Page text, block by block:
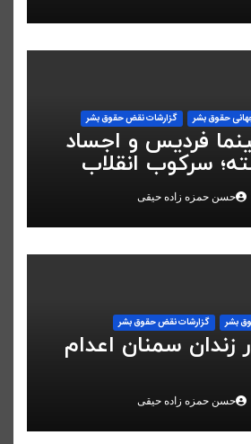
حقوق بشر گزارشات نقض حقوق بشر
فردیس و اجساد
سرکوب انقلاب
حسن حمزه زاده حیقی
بشر گزارشات نقض حقوق بشر
زندان سمنان اعدام
حسن حمزه زاده حیقی